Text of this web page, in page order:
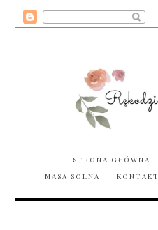
STRONA GŁÓWNA
MASA SOLNA
KONTAKT